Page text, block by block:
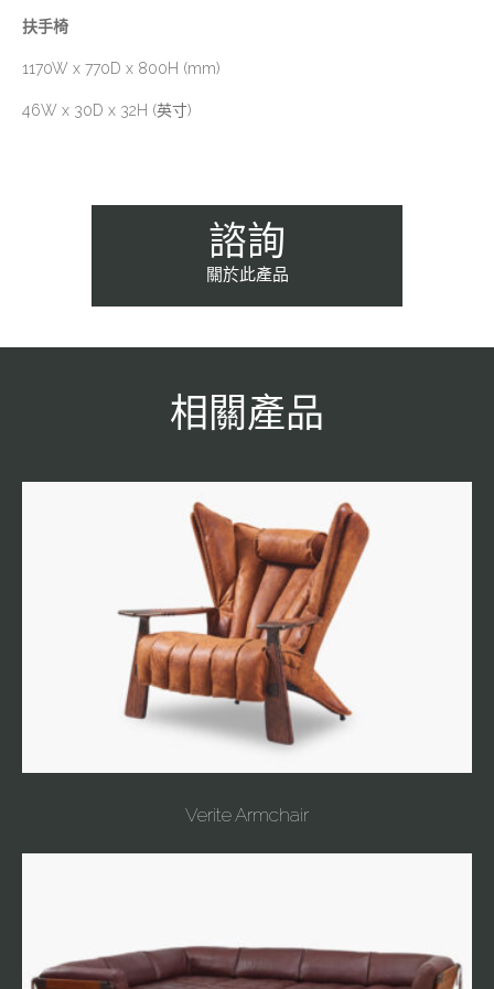
扶手椅
1170W x 770D x 800H (mm)
46W x 30D x 32H (英寸)
諮詢
關於此產品
相關產品
Verite Armchair